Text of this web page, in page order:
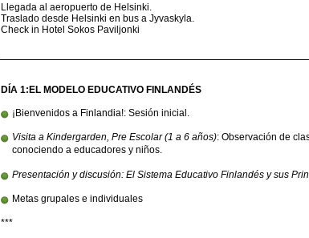
Llegada al aeropuerto de Helsinki.
Traslado desde Helsinki en bus a Jyvaskyla.
Check in Hotel Sokos Paviljonki
DÍA 1:EL MODELO EDUCATIVO FINLANDÉS
¡Bienvenidos a Finlandia!: Sesión inicial.
Visita a Kindergarden, Pre Escolar (1 a 6 años): Observación de
conociendo a educadores y niños.
Presentación y discusión: El Sistema Educativo Finlandés y sus
Metas grupales e individuales
***